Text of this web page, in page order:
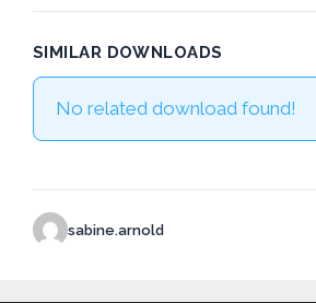
SIMILAR DOWNLOADS
No related download found!
sabine.arnold